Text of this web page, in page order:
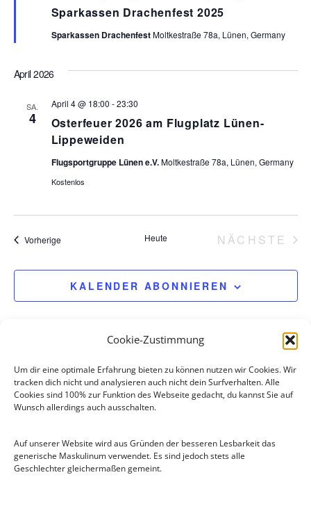
Cookie-Zustimmung
Um dir eine optimale Erfahrung bieten zu können nutzen wir Cookies. Wir
tracken dich nicht und analysieren auch nicht dein Surfverhalten. Alle
Cookies sind 100% zur Funktion des Webseite gedacht, du kannst Sie auf
Wunsch allerdings auch ausschalten.
Auf unserer Website wird aus Gründen der besseren Lesbarkeit das
generische Maskulinum verwendet. Es sind jedoch stets alle
Geschlechter gleichermaßen gemeint.
Sparkassen Drachenfest 2025
r
o
b
n
Sparkassen DrachenfestMoltkestraße 78a, Lünen, Germany
April 2026
SA.
4
Osterfeuer 2026 am Flugplatz Lünen-
Lippeweiden
April 4 @ 18:00 -23:30
Flugsportgruppe Lünen e.V.Moltkestraße 78a, Lünen, Germany
Kostenlos
VorherigeVeranstaltungen Heute
NÄCHSTE
KALENDER ABONNIEREN